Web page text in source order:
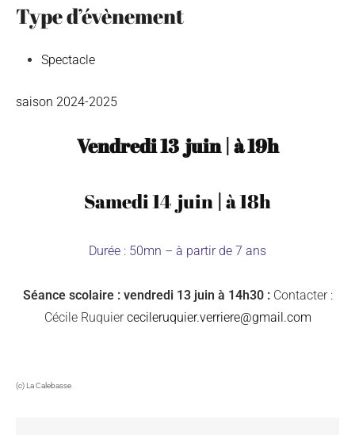
Type d’évènement
Spectacle
saison 2024-2025
Vendredi 13 juin|à 19h
Samedi 14 juin |à 18h
Durée : 50mn – à partir de 7 ans
Séance scolaire : vendredi 13 juin à 14h30 : Contacter :
Cécile Ruquiercecileruquier.verriere@gmail.com
(c) La Calebasse